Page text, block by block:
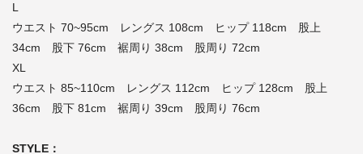
L
ウエスト 70~95cm レングス 108cm ヒップ 118cm 股上
34cm 股下 76cm 裾周り 38cm 股周り 72cm
XL
ウエスト 85~110cm レングス 112cm ヒップ 128cm 股上
36cm 股下 81cm 裾周り 39cm 股周り 76cm
STYLE：